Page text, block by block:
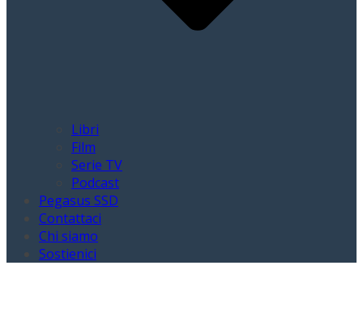
Libri
Film
Serie TV
Podcast
Pegasus SSD
Contattaci
Chi siamo
Sostienici